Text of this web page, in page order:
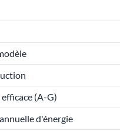
(A-G)
d'énergie